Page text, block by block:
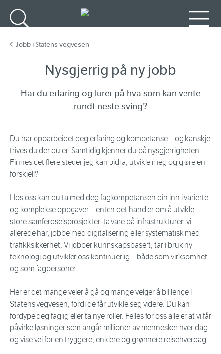
Jobb i Statens vegvesen
Nysgjerrig på ny jobb
Har du erfaring og lurer på hva som kan vente
rundt neste sving?
Du har opparbeidet deg erfaring og kompetanse – og kanskje
trives du der du er. Samtidig kjenner du på nysgjerrigheten:
Finnes det flere steder jeg kan bidra, utvikle meg og gjøre en
forskjell?
Hos oss kan du ta med deg fagkompetansen din inn i varierte
og komplekse oppgaver – enten det handler om å utvikle
store samferdselsprosjekter, ta vare på infrastrukturen vi
allerede har, jobbe med digitalisering eller systematisk med
trafikksikkerhet. Vi jobber kunnskapsbasert, tar i bruk ny
teknologi og utvikler oss kontinuerlig – både som virksomhet
og som fagpersoner.
Her er det mange veier å gå og mange velger å bli lenge i
Statens vegvesen, fordi de får utvikle seg videre. Du kan
fordype deg faglig eller ta nye roller. Felles for oss alle er at vi får
påvirke løsninger som angår millioner av mennesker hver dag
og vise vei for en tryggere, enklere og grønnere reisehverdag.